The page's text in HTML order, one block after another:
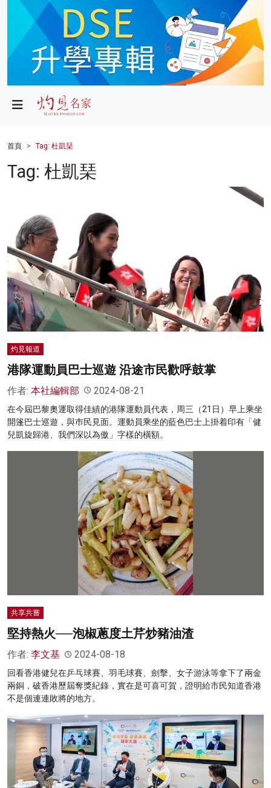
政局
財經
商業
科技
影片
名家榜
灼見活動
首頁 Tag: 杜凱琹
Tag: 杜凱琹
灼見報道
港隊運動員巴士巡遊 沿途市民歡呼鼓掌
作者: 本社編輯部 2024-08-21
在今屆巴黎奧運取得佳績的港隊運動員代表，周三（21日）早上乘坐
開篷巴士巡遊，與巿民見面。運動員乘坐的藍色巴士上掛着印有「健
兒凱旋歸港、我們深以為傲」字樣的橫額。
共享共嘗
堅持熱火──泡椒蔥度土芹炒豬油渣
作者: 李文基 2024-08-18
回看香港健兒在乒乓球賽、羽毛球賽、劍擊、女子游泳等拿下了兩金
兩銅，破香港歷屆奪獎紀錄，實在是可喜可賀，證明給市民知道香港
不是個連連敗將的地方。